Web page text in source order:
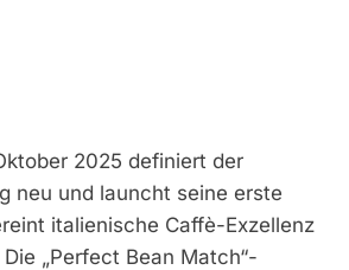
2025 definiert der
neu und launcht seine erste
italienische Caffè-Exzellenz
„Perfect Bean Match“-